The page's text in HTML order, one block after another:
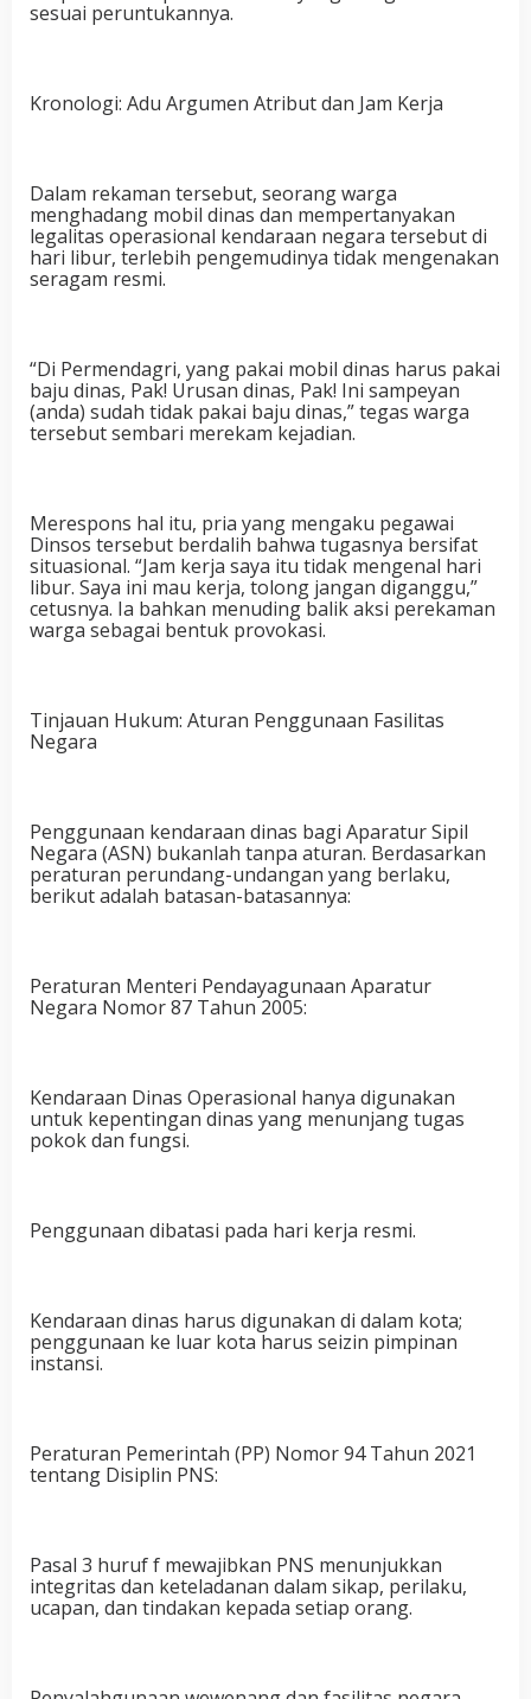
sesuai peruntukannya.
Kronologi: Adu Argumen Atribut dan Jam Kerja
Dalam rekaman tersebut, seorang warga
menghadang mobil dinas dan mempertanyakan
legalitas operasional kendaraan negara tersebut di
hari libur, terlebih pengemudinya tidak mengenakan
seragam resmi.
“Di Permendagri, yang pakai mobil dinas harus pakai
baju dinas, Pak! Urusan dinas, Pak! Ini sampeyan
(anda) sudah tidak pakai baju dinas,” tegas warga
tersebut sembari merekam kejadian.
Merespons hal itu, pria yang mengaku pegawai
Dinsos tersebut berdalih bahwa tugasnya bersifat
situasional. “Jam kerja saya itu tidak mengenal hari
libur. Saya ini mau kerja, tolong jangan diganggu,”
cetusnya. Ia bahkan menuding balik aksi perekaman
warga sebagai bentuk provokasi.
Tinjauan Hukum: Aturan Penggunaan Fasilitas
Negara
Penggunaan kendaraan dinas bagi Aparatur Sipil
Negara (ASN) bukanlah tanpa aturan. Berdasarkan
peraturan perundang-undangan yang berlaku,
berikut adalah batasan-batasannya:
Peraturan Menteri Pendayagunaan Aparatur
Negara Nomor 87 Tahun 2005:
Kendaraan Dinas Operasional hanya digunakan
untuk kepentingan dinas yang menunjang tugas
pokok dan fungsi.
Penggunaan dibatasi pada hari kerja resmi.
Kendaraan dinas harus digunakan di dalam kota;
penggunaan ke luar kota harus seizin pimpinan
instansi.
Peraturan Pemerintah (PP) Nomor 94 Tahun 2021
tentang Disiplin PNS:
Pasal 3 huruf f mewajibkan PNS menunjukkan
integritas dan keteladanan dalam sikap, perilaku,
ucapan, dan tindakan kepada setiap orang.